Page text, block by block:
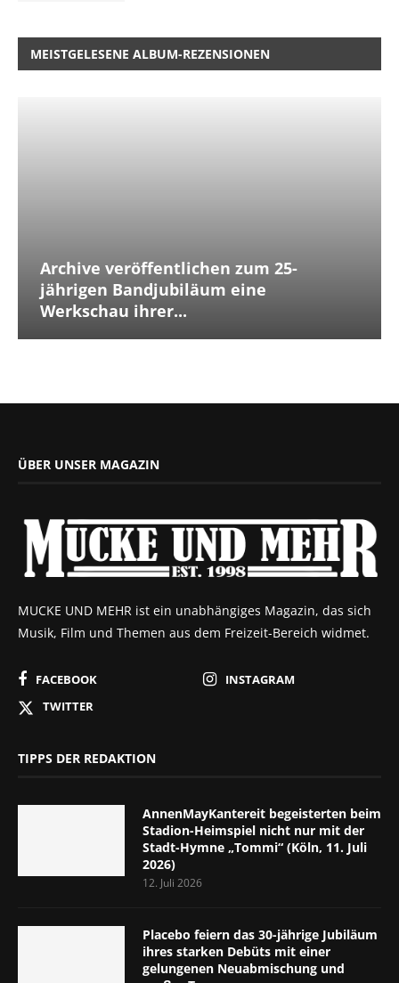
MEISTGELESENE ALBUM-REZENSIONEN
Archive veröffentlichen zum 25-
jährigen Bandjubiläum eine
Werkschau ihrer...
ÜBER UNSER MAGAZIN
MUCKE UND MEHR ist ein unabhängiges Magazin, das sich
Musik, Film und Themen aus dem Freizeit-Bereich widmet.
FACEBOOK
INSTAGRAM
TWITTER
TIPPS DER REDAKTION
AnnenMayKantereit begeisterten beim
Stadion-Heimspiel nicht nur mit der
Stadt-Hymne „Tommi“ (Köln, 11. Juli
2026)
12. Juli 2026
Placebo feiern das 30-jährige Jubiläum
ihres starken Debüts mit einer
gelungenen Neuabmischung und